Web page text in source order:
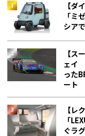
【ダ
「ミ
シア
【ス
ェイ
った
ート
【レ
「
ぐラ